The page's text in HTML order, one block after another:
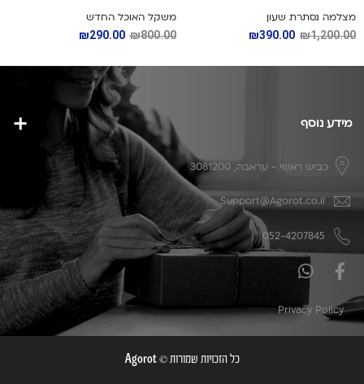
מצלמה נסתרת שעון
₪1,200.00
₪390.00
משקל האוכל החדש
₪800.00
₪290.00
מידע נוסף
כביש ראשי - עראבה, 3081200
Support@Agorot.co.il
052-4207845
Privacy Policy
כל הזכויות שמורות ©Agorot